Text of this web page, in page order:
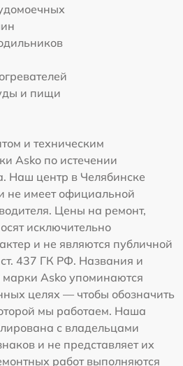
и пищи
и техническим
Asko по истечении
Наш центр в Челябинске
не имеет официальной
Цены на ремонт,
исключительно
и не являются публичной
437 ГК РФ. Названия и
марки Asko упоминаются
целях — чтобы обозначить
мы работаем. Наша
с владельцами
и не представляет их
работ выполняются